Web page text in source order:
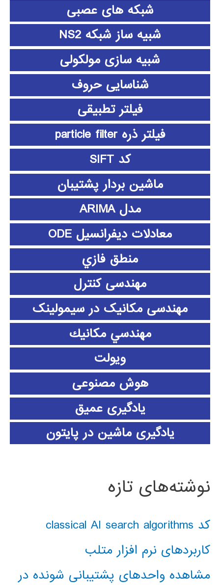
شبکه های عصبی
شبیه ساز شبکه NS2
شبیه سازی مولکولی
شناسایی حروف
فیلتر تطبیقی
فیلتر ذره particle filter
کد SIFT
ماشین بردار پشتیبان
مدل ARIMA
معادلات دیفرانسیل ODE
منطق فازي
مهندسی کنترل
مهندسی مکانیک در سیمولینک
مهندسي مكانيك
ویولت
هوش مصنوعی
یادگیری عمیق
یادگیری ماشین در پایتون
نوشته‌های تازه
کد classical AI search algorithms
کاربردهای نرم افزار متلب
مشاهده واحدهای پشتیبانی شونده در